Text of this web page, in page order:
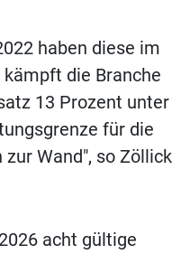
haben diese im
die Branche
13 Prozent unter
für die
Wand", so
acht gültige